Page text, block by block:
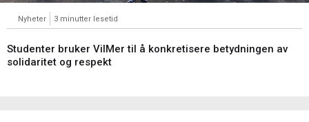
Nyheter 3 minutter lesetid
Studenter bruker VilMer til å konkretisere betydningen av
solidaritet og respekt